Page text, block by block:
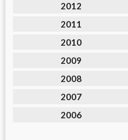
2012
2011
2010
2009
2008
2007
2006